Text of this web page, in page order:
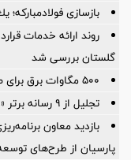
بازسازی
روند ارائه خدمات
گلستان بررسی شد
۵۰۰ مگاوات برق برای صنایع تأمین شد
تجلیل از ۹ رسانه برتر «پویش سایپا_رسانه»
بازدید معاون
پارسیان از طرح‌های